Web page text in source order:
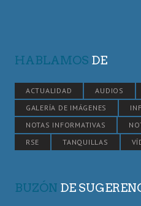
HABLAMOS DE
ACTUALIDAD AUDIOS
GALERÍA DE IMÁGENES
NOTAS INFORMATIVAS
RSE
TANQUILLAS
BUZÓN DE